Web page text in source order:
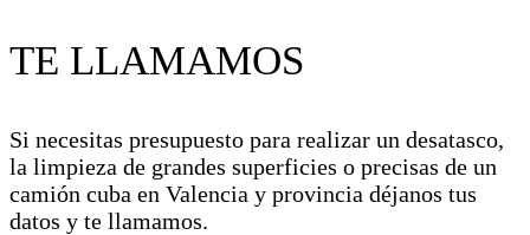
TE LLAMAMOS
Si necesitas presupuesto para realizar un desatasco,
la limpieza de grandes superficies o precisas de un
camión cuba en Valencia y provincia déjanos tus
datos y te llamamos.